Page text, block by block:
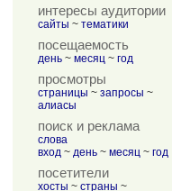
интересы аудитории
сайты ~ тематики
посещаемость
день ~ месяц ~ год
просмотры
страницы ~ запросы ~
алиасы
поиск и реклама
слова
вход ~ день ~ месяц ~ год
посетители
хосты ~ страны ~